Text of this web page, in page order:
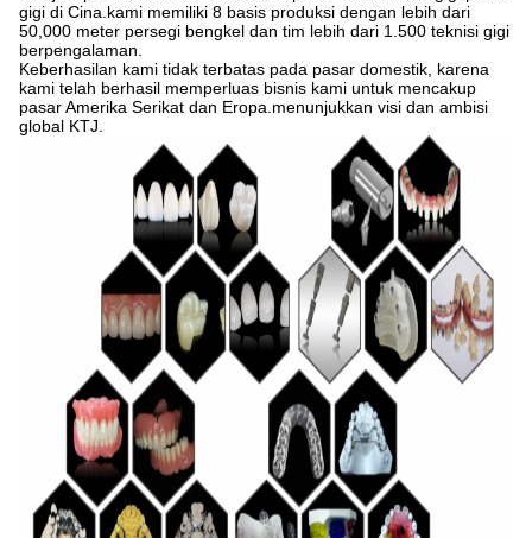
gigi di Cina.kami memiliki 8 basis produksi dengan lebih dari
50,000 meter persegi bengkel dan tim lebih dari 1.500 teknisi gigi
berpengalaman.
Keberhasilan kami tidak terbatas pada pasar domestik, karena
kami telah berhasil memperluas bisnis kami untuk mencakup
pasar Amerika Serikat dan Eropa.menunjukkan visi dan ambisi
global KTJ.